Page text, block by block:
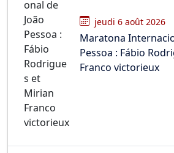
jeudi 6 août 2026
Maratona
Pessoa : Fábio
Franco victorieux